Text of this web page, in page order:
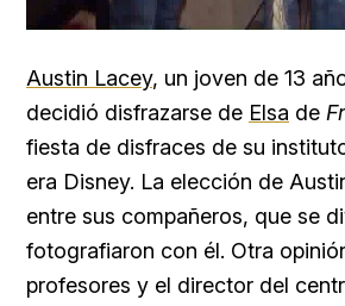
Austin Lacey, un joven de 13
decidió disfrazarse de Elsa de
fiesta de disfraces de su
era Disney. La elección de
entre sus compañeros, que se
fotografiaron con él. Otra
profesores y el director del